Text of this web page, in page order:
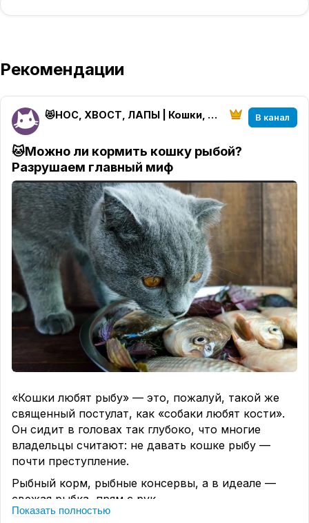
Рекомендации
😻НОС, ХВОСТ, ЛАПЫ | Кошки, котики, котята В канал
🐱Можно ли кормить кошку рыбой?
Разрушаем главный миф
«Кошки любят рыбу» — это, пожалуй, такой же
священный постулат, как «собаки любят кости».
Он сидит в головах так глубоко, что многие
владельцы считают: не давать кошке рыбу —
почти преступление.
Рыбный корм, рыбные консервы, а в идеале —
свежая рыбка, прям с рук.
Показать полностью